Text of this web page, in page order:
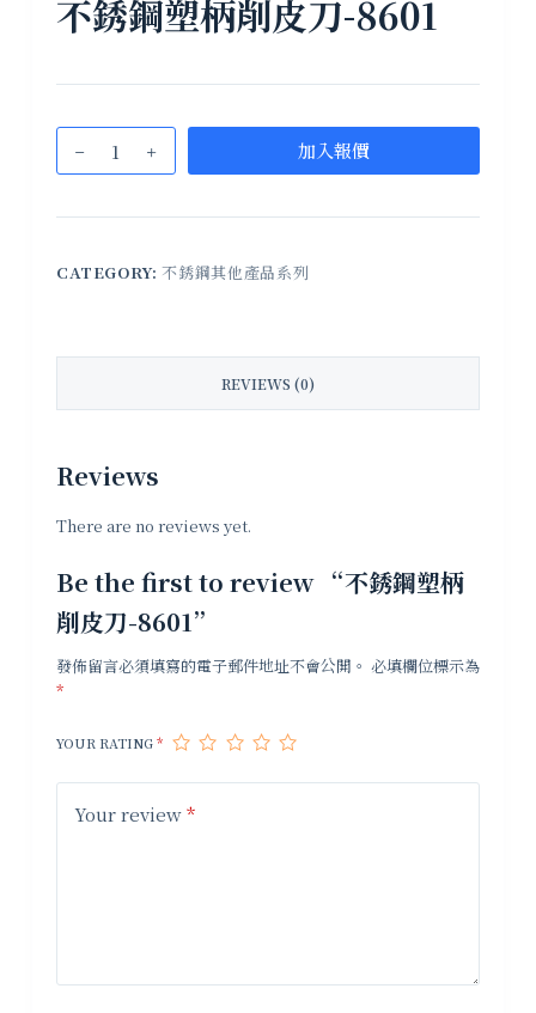
不銹鋼塑柄削皮刀-8601
加入報價
CATEGORY:不銹鋼其他產品系列
REVIEWS (0)
Reviews
There are no reviews yet.
Be the first to review “不銹鋼塑柄
削皮刀-8601”
發佈留言必須填寫的電子郵件地址不會公開。 必填欄位標示為
*
YOUR RATING*
Your review*